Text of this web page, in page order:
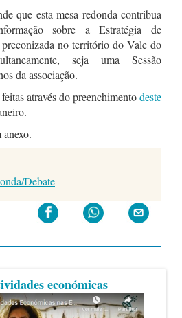
que esta mesa redonda contribua
sobre a Estratégia de
no território do Vale do
seja uma Sessão
da associação.
através do preenchimentodeste
Debate
económicas